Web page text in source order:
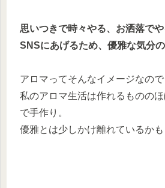
思いつきで時々やる、お洒落でや
SNSにあげるため、優雅な気分
アロマってそんなイメージなの
私のアロマ生活は作れるものの
で手作り。
優雅とは少しかけ離れているかも